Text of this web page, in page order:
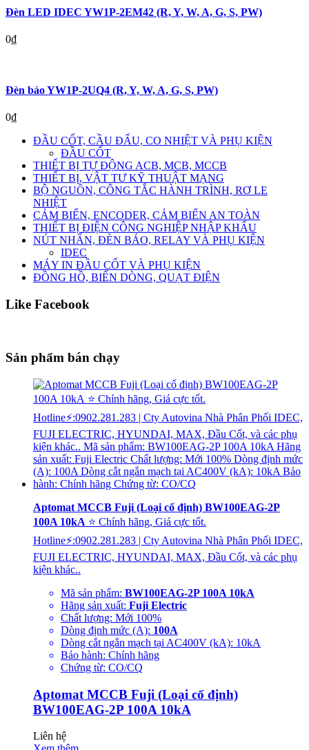
Đèn LED IDEC YW1P-2EM42 (R, Y, W, A, G, S, PW)
0₫
Đèn báo YW1P-2UQ4 (R, Y, W, A, G, S, PW)
0₫
ĐẦU CỐT, CẦU ĐẤU, CO NHIỆT VÀ PHỤ KIỆN
ĐẦU CỐT
THIẾT BỊ TỰ ĐỘNG ACB, MCB, MCCB
THIẾT BỊ, VẬT TƯ KỸ THUẬT MẠNG
BỘ NGUỒN, CÔNG TẮC HÀNH TRÌNH, RƠ LE
NHIỆT
CẢM BIẾN, ENCODER, CẢM BIẾN AN TOÀN
THIẾT BỊ ĐIỆN CÔNG NGHIỆP NHẬP KHẨU
NÚT NHẤN, ĐÈN BÁO, RELAY VÀ PHỤ KIỆN
IDEC
MÁY IN ĐẦU CỐT VÀ PHỤ KIỆN
ĐỒNG HỒ, BIẾN DÒNG, QUẠT ĐIỆN
Like Facebook
Sản phẩm bán chạy
Aptomat MCCB Fuji (Loại cố định) BW100EAG-2P
100A 10kA ⭐ Chính hãng, Giá cực tốt.
Hotline⚡:0902.281.283 | Cty Autovina Nhà Phân Phối IDEC,
FUJI ELECTRIC, HYUNDAI, MAX, Đầu Cốt, và các phụ
kiện khác..
Mã sản phẩm: BW100EAG-2P 100A 10kA
Hãng sản xuất: Fuji Electric
Chất lượng: Mới 100%
Dòng định mức (A): 100A
Dòng cắt ngắn mạch tại AC400V (kA): 10kA
Bảo hành: Chính hãng
Chứng từ: CO/CQ
Aptomat MCCB Fuji (Loại cố định)
BW100EAG-2P 100A 10kA
Liên hệ